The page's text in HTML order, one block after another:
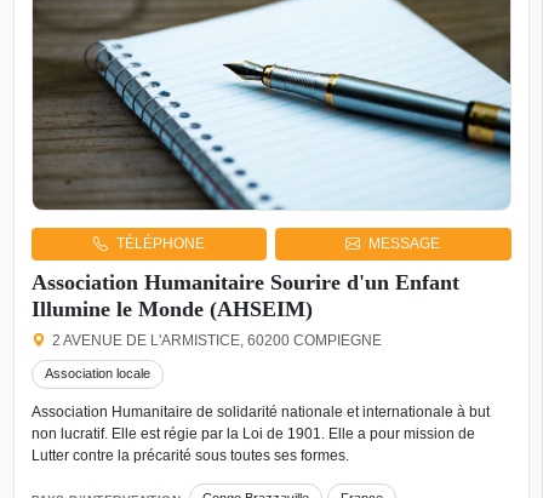
TÉLÉPHONE MESSAGE
Association Humanitaire Sourire d'un Enfant
Illumine le Monde (AHSEIM)
2 AVENUE DE L'ARMISTICE, 60200 COMPIEGNE
Association locale
Association Humanitaire de solidarité nationale et internationale à but
non lucratif. Elle est régie par la Loi de 1901. Elle a pour mission de
Lutter contre la précarité sous toutes ses formes.